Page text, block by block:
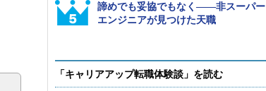
諦めでも妥協でもなく――非スーパー
エンジニアが見つけた天職
「キャリアアップ転職体験談」を読む